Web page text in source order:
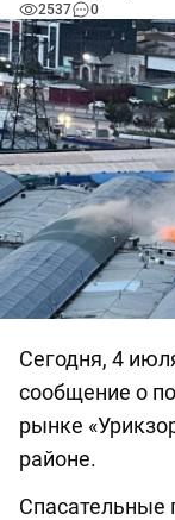
2537 0
Сегодня, 4
сообщение о
рынке
районе.
Спасательные